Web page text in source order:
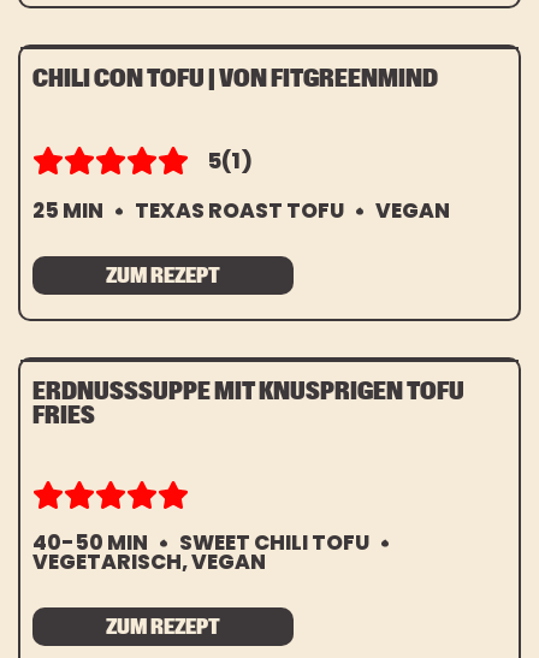
CHILI CON TOFU | VON FITGREENMIND
5(1)
25 MIN TEXAS ROAST TOFU VEGAN
ZUM REZEPT
ERDNUSSSUPPE MIT KNUSPRIGEN TOFU
FRIES
40-50 MIN SWEET CHILI TOFU
VEGETARISCH, VEGAN
ZUM REZEPT